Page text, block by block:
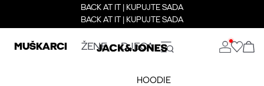
BACK AT IT | KUPUJTE SADA
BACK AT IT | KUPUJTE SADA
MUŠKARCI ŽENE DJECA
HOODIE